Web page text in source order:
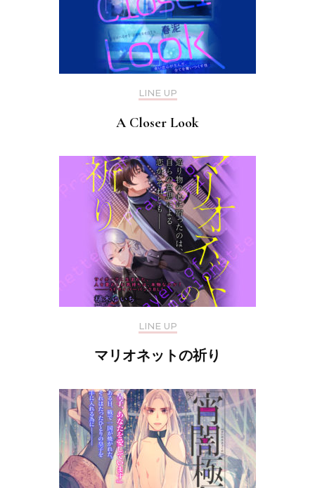
LINE UP
A Closer Look
LINE UP
マリオネットの祈り